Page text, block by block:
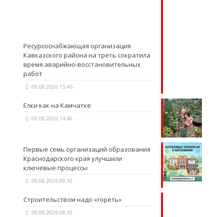
Ресурсоснабжающая организация
Кавказского района на треть сократила
время аварийно-восстановительных
работ
09.08.2026 15:46
Елки как на Камчатке
09.08.2026 14:40
Первые семь организаций образования
Краснодарского края улучшили
ключевые процессы
09.08.2026 09:10
Строительством надо «гореть»
09.08.2026 08:10